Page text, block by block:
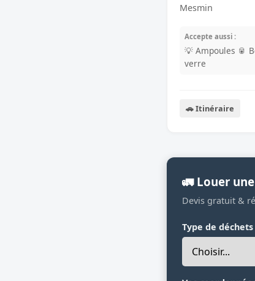
Mesmin
Accepte aussi :
💡 Ampoules 🥫
verre
🚗 Itinéraire
🚛 Louer
Devis gratuit &
Type de déchets